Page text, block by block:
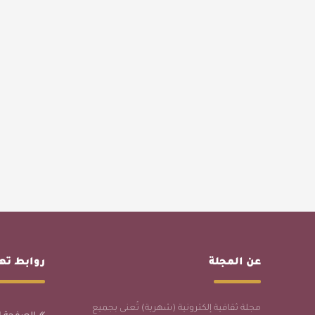
عن المجلة
مجلة ثقافية إلكترونية (شهرية) تُعنى بجميع
روابط